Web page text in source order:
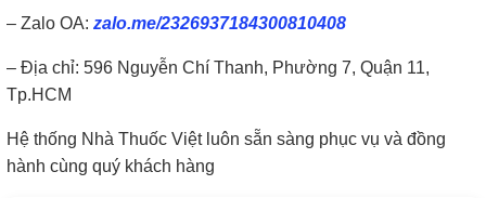
– Zalo OA: zalo.me/2326937184300810408
– Địa chỉ: 596 Nguyễn Chí Thanh, Phường 7, Quận 11,
Tp.HCM
Hệ thống Nhà Thuốc Việt luôn sẵn sàng phục vụ và đồng
hành cùng quý khách hàng